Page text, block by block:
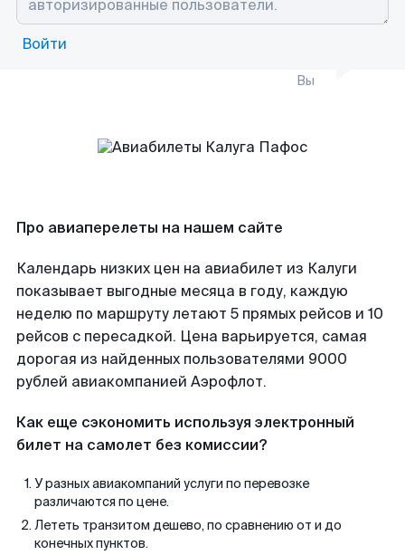
Войти
Вы
Про авиаперелеты на нашем сайте
Календарь низких цен на авиабилет из Калуги
показывает выгодные месяца в году, каждую
неделю по маршруту летают 5 прямых рейсов и 10
рейсов с пересадкой. Цена варьируется, самая
дорогая из найденных пользователями 9000
рублей авиакомпанией Аэрофлот.
Как еще сэкономить используя электронный
билет на самолет без комиссии?
У разных авиакомпаний услуги по перевозке
различаются по цене.
Лететь транзитом дешево, по сравнению от и до
конечных пунктов.